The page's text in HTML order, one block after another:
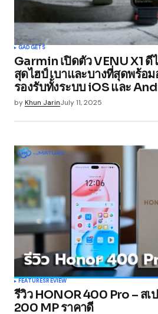
GADGETS
Garmin เปิดตัว VENU X1
สุดไฮป์ เบาและบางที่สุดพร้อ
รองรับทั้งระบบ iOS และ
byKhun JarinJuly 11, 2025
FEATURESREVIEW
รีวิว HONOR 400 Pro – สเ
200 MP ราคาดี